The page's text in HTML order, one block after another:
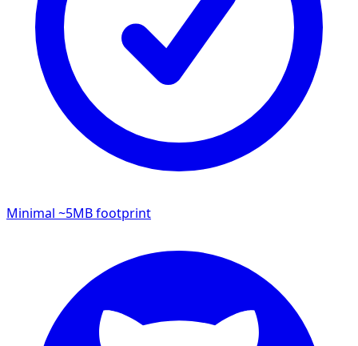
Minimal ~5MB footprint